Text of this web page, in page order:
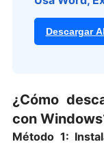
Descargar
¿Cómo
con
Método 1: